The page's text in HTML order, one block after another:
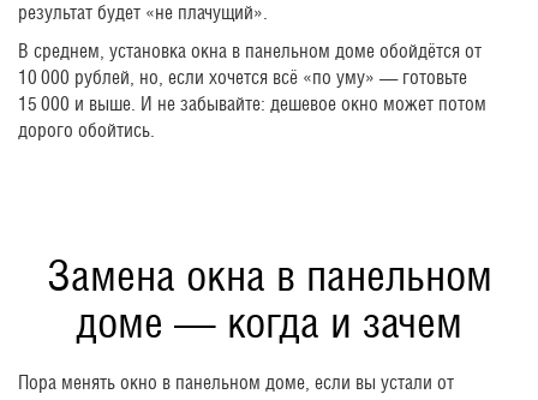
результат будет «не плачущий».
В среднем, установка окна в панельном доме обойдётся от
10 000 рублей, но, если хочется всё «по уму» — готовьте
15 000 и выше. И не забывайте: дешевое окно может потом
дорого обойтись.
Замена окна в панельном
доме — когда и зачем
Пора менять окно в панельном доме, если вы устали от